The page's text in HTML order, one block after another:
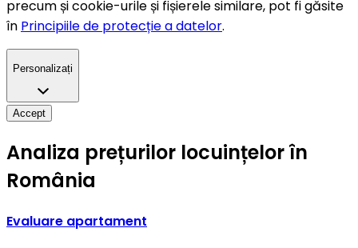
precum și cookie-urile și fișierele similare, pot fi găsite
în Principiile de protecție a datelor.
Personalizați
Accept
Analiza prețurilor locuințelor în
România
Evaluare apartament